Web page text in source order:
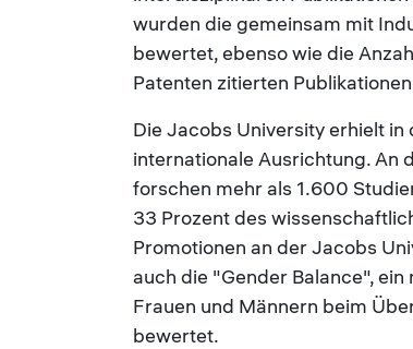
wurden die gemeinsam mit
bewertet, ebenso wie die
Patenten zitierten
Die Jacobs University erhielt
internationale Ausrichtung. An
forschen mehr als 1.600
33 Prozent des
Promotionen an der Jacobs
auch die "Gender Balance",
Frauen und Männern beim
bewertet.